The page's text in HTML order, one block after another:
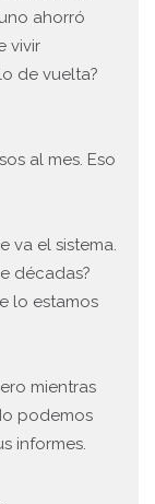
ahorró
vivir
de vuelta?
al mes. Eso
va el sistema.
décadas?
lo estamos
mientras
podemos
informes.